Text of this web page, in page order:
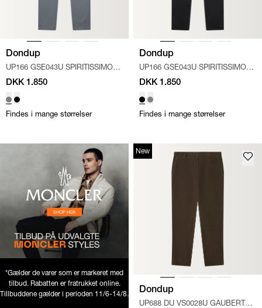
Dondup
UP166 GSE043U SPIRITISSIMO
BUK
GRÅ
DKK 1.850
Findes i mange størrelser
Dondup
UP166 GSE043U SPIRITISSIMO
BUK
SORT
DKK 1.850
Findes i mange størrelser
*Gælder de varer som er markeret med
tilbud. Rabatten er fratrukket online.
Tillbuddene gælder i perioden 11/6-14/8.
New
Dondup
UP688 DU VS0028U GAUBERT